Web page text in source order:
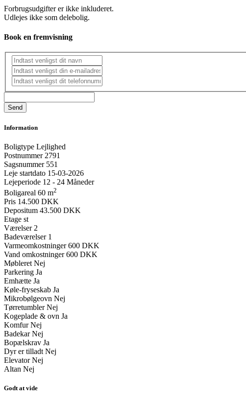
Forbrugsudgifter er ikke inkluderet.
Udlejes ikke som delebolig.
Book en fremvisning
Information
Boligtype Lejlighed
Postnummer 2791
Sagsnummer 551
Leje startdato 15-03-2026
Lejeperiode 12 - 24 Måneder
Boligareal 60 m2
Pris 14.500 DKK
Depositum 43.500 DKK
Etage st
Værelser 2
Badeværelser 1
Varmeomkostninger 600 DKK
Vand omkostninger 600 DKK
Møbleret Nej
Parkering Ja
Emhætte Ja
Køle-fryseskab Ja
Mikrobølgeovn Nej
Tørretumbler Nej
Kogeplade & ovn Ja
Komfur Nej
Badekar Nej
Bopælskrav Ja
Dyr er tilladt Nej
Elevator Nej
Altan Nej
Godt at vide